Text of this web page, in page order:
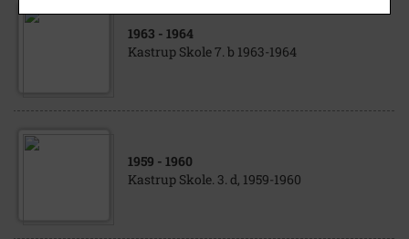
1963 - 1964
Kastrup Skole 7. b 1963-1964
1959 - 1960
Kastrup Skole. 3. d, 1959-1960